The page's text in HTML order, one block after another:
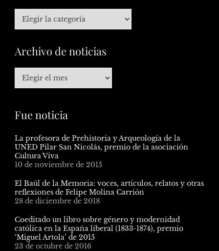
Archivo de noticias
Fue noticia
La profesora de Prehistoria y Arqueología de la
UNED Pilar San Nicolás, premio de la asociación
Cultura Viva
10 de noviembre de 2015
El Baúl de la Memoria: voces, artículos, relatos y otras
reflexiones de Felipe Molina Carrión
28 de diciembre de 2018
Coeditado un libro sobre género y modernidad
católica en la España liberal (1833-1874), premio
‘Miguel Artola’ de 2015
23 de octubre de 2016